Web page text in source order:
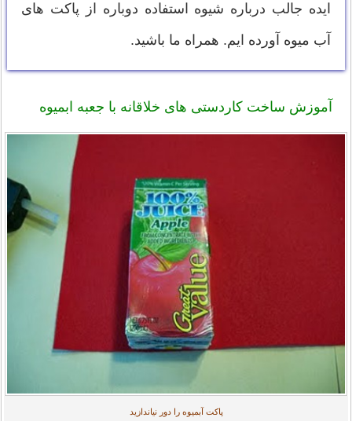
ایده جالب درباره شیوه استفاده دوباره از پاکت های
آب میوه آورده ایم. همراه ما باشید.
آموزش ساخت کاردستی های خلاقانه با جعبه ابمیوه
پاکت آبمیوه را دور نیاندازید